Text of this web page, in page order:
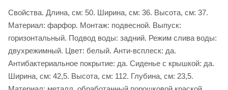
Свойства. Длина, см: 50. Ширина, см: 36. Высота, см: 37.
Материал: фарфор. Монтаж: подвесной. Выпуск:
горизонтальный. Подвод воды: задний. Режим слива воды:
двухрежимный. Цвет: белый. Анти-всплеск: да.
Антибактериальное покрытие: да. Сиденье c крышкой: да.
Ширина, см: 42,5. Высота, см: 112. Глубина, см: 23,5.